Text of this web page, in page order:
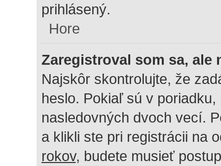
prihlásený.
Hore
Zaregistroval som sa, ale
Najskôr skontrolujte, že
heslo. Pokiaľ sú v
nasledovných dvoch vecí.
a klikli ste pri registrácii na
rokov, budete musieť